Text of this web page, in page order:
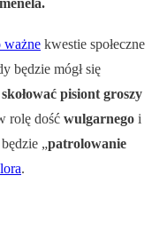
ważne kwestie społeczne
będzie mógł się
skołować pisiont groszy
rolę dość wulgarnego i
„patrolowanie
.